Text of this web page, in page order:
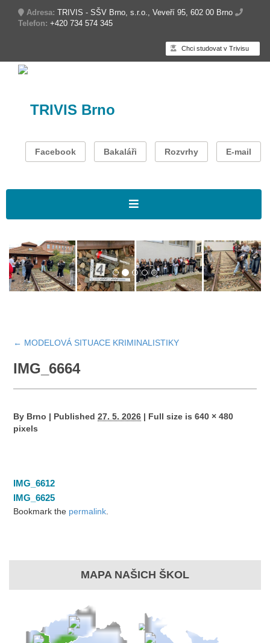
Adresa: TRIVIS - SŠV Brno, s.r.o., Veveří 95, 602 00 Brno
Telefon: +420 734 574 345
Chci studovat v Trivisu
TRIVIS Brno
Facebook Bakaláři Rozvrhy E-mail
← MODELOVÁ SITUACE KRIMINALISTIKY
IMG_6664
By Brno | Published 27. 5. 2026 | Full size is640 × 480
pixels
IMG_6612
IMG_6625
Bookmark the permalink.
MAPA NAŠICH ŠKOL